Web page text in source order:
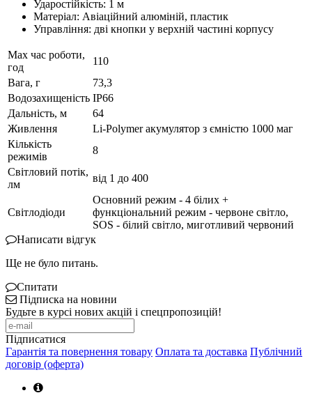
Ударостійкість: 1 м
Матеріал: Авіаційний алюміній, пластик
Управління: дві кнопки у верхній частині корпусу
Max час роботи,
год
110
Вага, г
73,3
Водозахищеність IP66
Дальність, м
64
Живлення
Li-Polymer акумулятор з ємністю 1000 маг
Кількість
режимів
8
Світловий потік,
лм
від 1 до 400
Світлодіоди
Основний режим - 4 білих +
функціональний режим - червоне світло,
SOS - білий світло, миготливий червоний
Написати відгук
Ще не було питань.
Спитати
Підписка на новини
Будьте в курсі нових акцій і спецпропозицій!
Підписатися
Гарантія та повернення товару Оплата та доставка Публічний
договір (оферта)